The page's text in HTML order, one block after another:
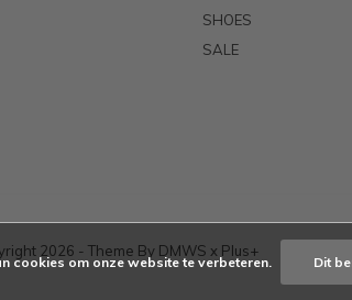
SHOES
SALE
2026 - Theme By DMWS x Plus+
cookies om onze website te verbeteren. Dit